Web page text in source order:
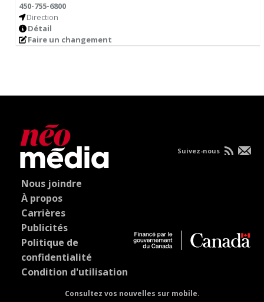
450-755-6800
Direction
Détail
Faire un changement
Nous joindre
À propos
Carrières
Publicités
Politique de
confidentialité
Condition d'utilisation
Consultez vos nouvelles sur mobile.
Suivez-nous